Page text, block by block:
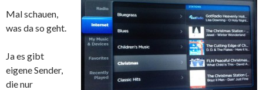
Mal schauen,
was da so geht.
Ja es gibt
eigene Sender,
die nur